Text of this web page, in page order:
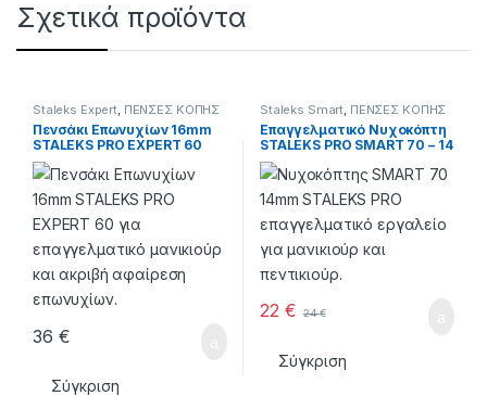
Σχετικά προϊόντα
Staleks Expert, ΠΕΝΣΕΣ KOΠΗΣ
Πενσάκι Επωνυχίων 16mm
STALEKS PRO EXPERT 60
36 €
Σύγκριση
Staleks Smart, ΠΕΝΣΕΣ KOΠΗΣ
Επαγγελματικό Νυχοκόπτη
STALEKS PRO SMART 70 – 14
mm
22 € 24€
Σύγκριση